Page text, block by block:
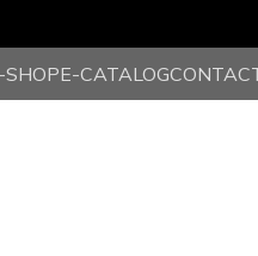
SHOPE-CATALOG